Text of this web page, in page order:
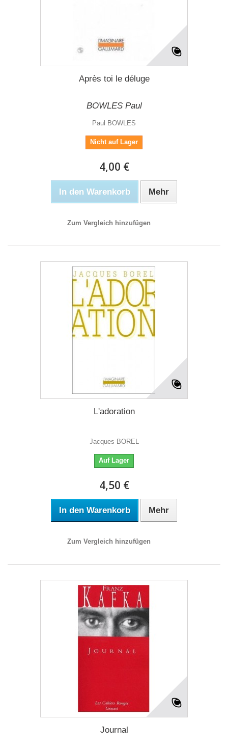
Après toi le déluge
BOWLES Paul
Paul BOWLES
Nicht auf Lager
4,00 €
In den Warenkorb Mehr
Zum Vergleich hinzufügen
L'adoration
Jacques BOREL
Auf Lager
4,50 €
In den Warenkorb Mehr
Zum Vergleich hinzufügen
Journal